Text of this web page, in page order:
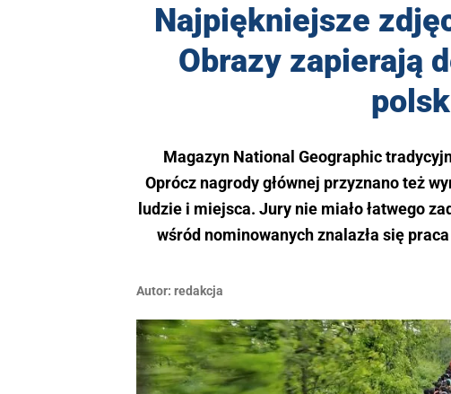
Najpiękniejsze
Obrazy zapierają
Magazyn National Geographic
Oprócz nagrody głównej przyznano też
ludzie i miejsca. Jury nie miało łatwego
wśród nominowanych znalazła się
Autor: redakcja